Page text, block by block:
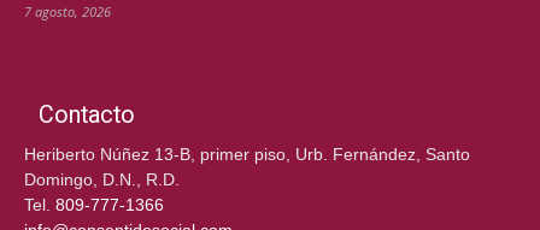
7 agosto, 2026
Contacto
Heriberto Núñez 13-B, primer piso, Urb. Fernández, Santo
Domingo, D.N., R.D.
Tel. 809-777-1366